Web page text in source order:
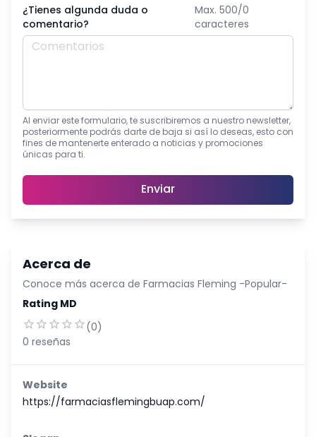
Acerca de
Conoce más acerca de Farmacias Fleming -Popular-
Rating MD
(0 )
0 reseñas
Website
https://farmaciasflemingbuap.com/
¿Tienes algunda duda o
comentario?
Max. 500/0
caracteres
Al enviar este formulario, te suscribiremos a nuestro newsletter,
posteriormente podrás darte de baja si así lo deseas, esto con
fines de mantenerte enterado a noticias y promociones
únicas para ti.
Enviar